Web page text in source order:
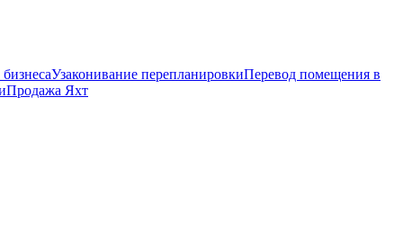
Узаконивание перепланировкиПеревод помещения в
Продажа Яхт